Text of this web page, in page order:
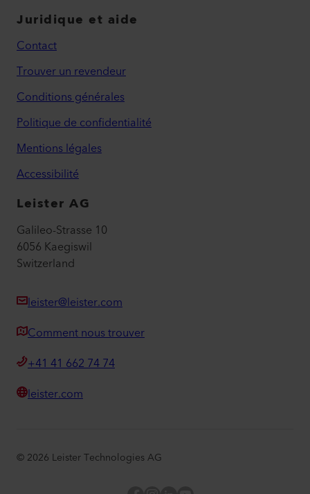
Juridique et aide
Contact
Trouver un revendeur
Conditions générales
Politique de confidentialité
Mentions légales
Accessibilité
Leister AG
Galileo-Strasse 10
6056 Kaegiswil
Switzerland
leister@leister.com
Comment nous trouver
+41 41 662 74 74
leister.com
© 2026 Leister Technologies AG